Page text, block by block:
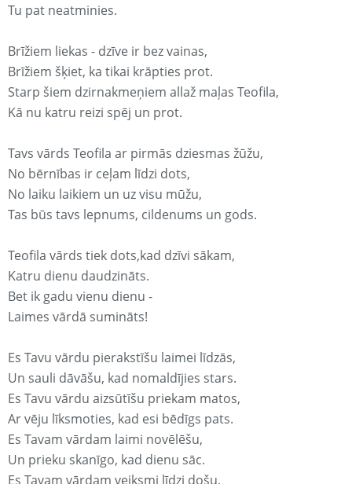
Tu pat neatminies.
Brīžiem liekas - dzīve ir bez vainas,
Brīžiem šķiet, ka tikai krāpties prot.
Starp šiem dzirnakmeņiem allaž maļas Teofila,
Kā nu katru reizi spēj un prot.
Tavs vārds Teofila ar pirmās dziesmas žūžu,
No bērnības ir ceļam līdzi dots,
No laiku laikiem un uz visu mūžu,
Tas būs tavs lepnums, cildenums un gods.
Teofila vārds tiek dots,kad dzīvi sākam,
Katru dienu daudzināts.
Bet ik gadu vienu dienu -
Laimes vārdā sumināts!
Es Tavu vārdu pierakstīšu laimei līdzās,
Un sauli dāvāšu, kad nomaldījies stars.
Es Tavu vārdu aizsūtīšu priekam matos,
Ar vēju līksmoties, kad esi bēdīgs pats.
Es Tavam vārdam laimi novēlēšu,
Un prieku skanīgo, kad dienu sāc.
Es Tavam vārdam veiksmi līdzi došu,